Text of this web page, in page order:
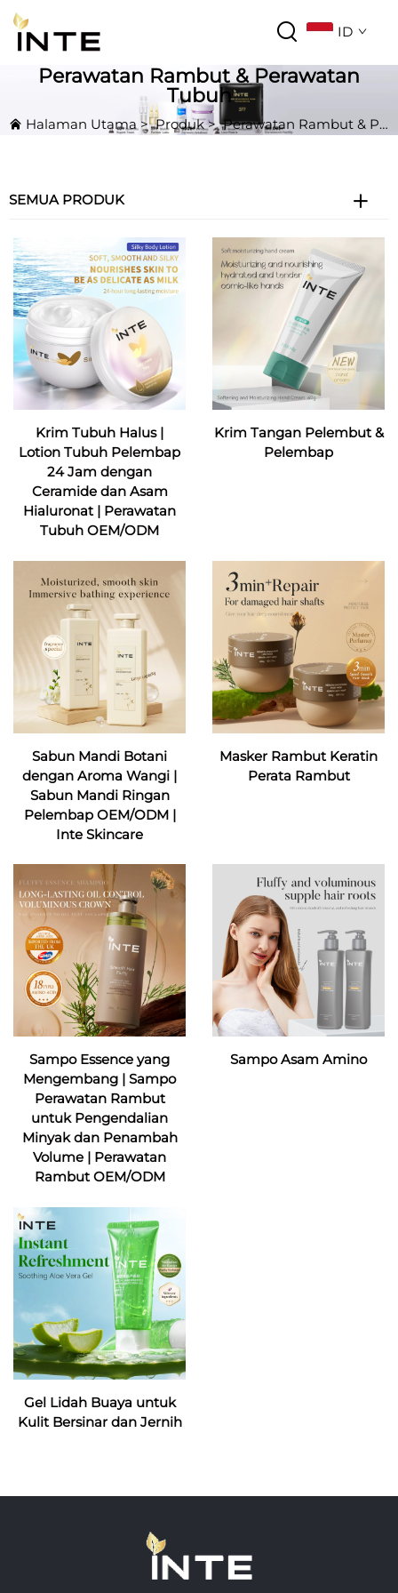
ID
Perawatan Rambut & Perawatan
Tubuh
Halaman Utama>Produk>Perawatan Rambut & Perawatan Tubuh
SEMUA PRODUK
Krim Tubuh Halus |
Lotion Tubuh Pelembap
24 Jam dengan
Ceramide dan Asam
Hialuronat | Perawatan
Tubuh OEM/ODM
Krim Tangan Pelembut &
Pelembap
Sabun Mandi Botani
dengan Aroma Wangi |
Sabun Mandi Ringan
Pelembap OEM/ODM |
Inte Skincare
Masker Rambut Keratin
Perata Rambut
Sampo Essence yang
Mengembang | Sampo
Perawatan Rambut
untuk Pengendalian
Minyak dan Penambah
Volume | Perawatan
Rambut OEM/ODM
Sampo Asam Amino
Gel Lidah Buaya untuk
Kulit Bersinar dan Jernih